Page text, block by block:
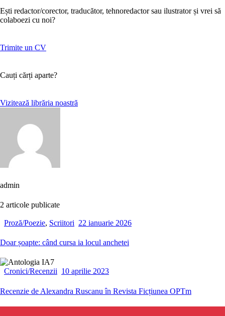
Ești redactor/corector, traducător, tehnoredactor sau ilustrator și vrei să
colaboezi cu noi?
Trimite un CV
Cauți cărți aparte?
Vizitează librăria noastră
admin
2 articole publicate
Proză/Poezie, Scriitori 22 ianuarie 2026
Doar șoapte: când cursa ia locul anchetei
Cronici/Recenzii 10 aprilie 2023
Recenzie de Alexandra Ruscanu în Revista Ficțiunea OPTm